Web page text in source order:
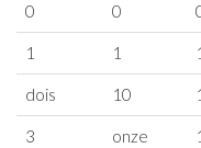
0 0
1 1
dois 10
3 onze